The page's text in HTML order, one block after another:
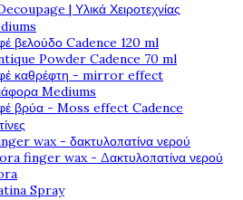
| Υλικά Χειροτεχνίας
βελούδο Cadence 120 ml
Powder Cadence 70 ml
καθρέφτη - mirror effect
Mediums
βρύα - Moss effect Cadence
wax - δακτυλοπατίνα νερού
finger wax - Δακτυλοπατίνα νερού
Spray